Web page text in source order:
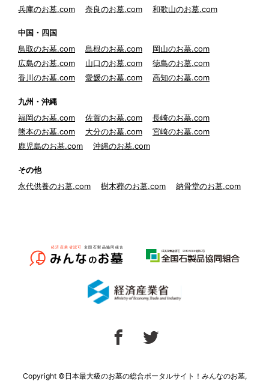
兵庫のお墓.com
奈良のお墓.com 和歌山のお墓.com
中国・四国
鳥取のお墓.com
島根のお墓.com
岡山のお墓.com
広島のお墓.com
山口のお墓.com
徳島のお墓.com
香川のお墓.com
愛媛のお墓.com 高知のお墓.com
九州・沖縄
福岡のお墓.com
佐賀のお墓.com
長崎のお墓.com
熊本のお墓.com
大分のお墓.com
宮崎のお墓.com
鹿児島のお墓.com
沖縄のお墓.com
その他
永代供養のお墓.com
樹木葬のお墓.com 納骨堂のお墓.com
Copyright ©日本最大級のお墓の総合ポータルサイト！みんなのお墓,